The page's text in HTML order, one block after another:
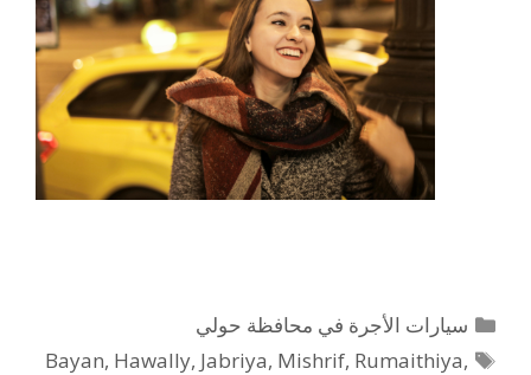
التصنيفات
سيارات الأجرة في محافظة حولي
الوسوم
Bayan, Hawally, Jabriya, Mishrif, Rumaithiya,